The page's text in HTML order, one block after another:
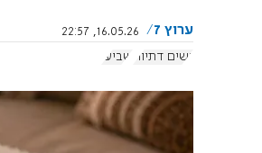
ערוץ 7
16.05.26, 22:57
נשים דתיות
שביעי